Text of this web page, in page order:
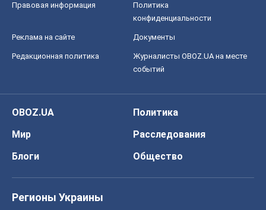
Правовая информация
Политика
конфиденциальности
Реклама на сайте Документы
Редакционная политика
Журналисты OBOZ.UA на месте
событий
OBOZ.UA
Политика
Мир
Расследования
Блоги
Общество
Регионы Украины